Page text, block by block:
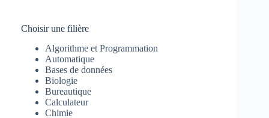
Choisir une filière
Algorithme et Programmation
Automatique
Bases de données
Biologie
Bureautique
Calculateur
Chimie